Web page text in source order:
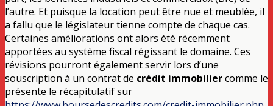
l’autre. Et puisque la location peut être nue et meublée, il
a fallu que le législateur tienne compte de chaque cas.
Certaines améliorations ont alors été récemment
apportées au système fiscal régissant le domaine. Ces
révisions pourront également servir lors d’une
souscription à un contrat de crédit immobiliercomme le
présente le récapitulatif sur